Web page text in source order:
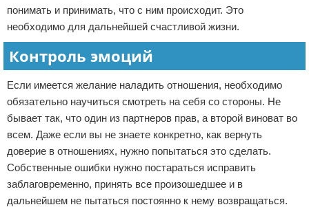
понимать и принимать, что с ним происходит. Это
необходимо для дальнейшей счастливой жизни.
Контроль эмоций
Если имеется желание наладить отношения, необходимо
обязательно научиться смотреть на себя со стороны. Не
бывает так, что один из партнеров прав, а второй виноват во
всем. Даже если вы не знаете конкретно, как вернуть
доверие в отношениях, нужно попытаться это сделать.
Собственные ошибки нужно постараться исправить
заблаговременно, принять все произошедшее и в
дальнейшем не пытаться постоянно к нему возвращаться.